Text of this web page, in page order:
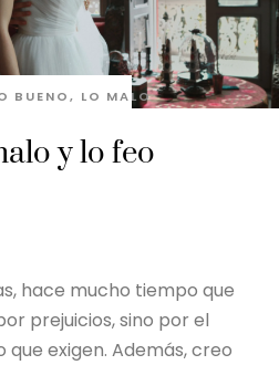
y lo feo
BUENO, LO MALO
hace mucho tiempo que
prejuicios, sino por el
exigen. Además, creo